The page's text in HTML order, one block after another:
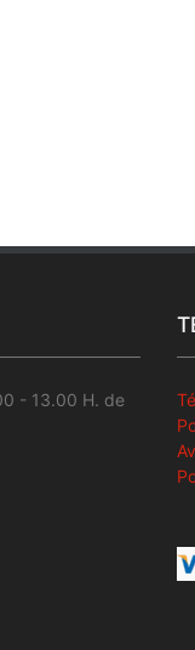
- 13.00 H. de